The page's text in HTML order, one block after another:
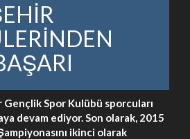
Spor Kulübü sporcuları
devam ediyor. Son olarak, 2015
ikinci olarak